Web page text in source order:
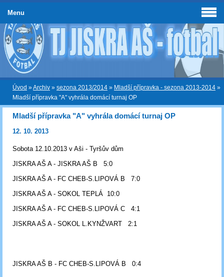
Úvod »Archiv » sezona 2013/2014 » Mladší přípravka - sezona 2013-2014 »
Mladší přípravka "A" vyhrála domácí turnaj OP
Mladší přípravka "A" vyhrála domácí turnaj OP
12. 10. 2013
Sobota 12.10.2013 v Aši - Tyršův dům
JISKRA AŠ A - JISKRA AŠ B 5:0
JISKRA AŠ A - FC CHEB-S.LIPOVÁ B 7:0
JISKRA AŠ A - SOKOL TEPLÁ 10:0
JISKRA AŠ A - FC CHEB-S.LIPOVÁ C 4:1
JISKRA AŠ A - SOKOL L.KYNŽVART 2:1
JISKRA AŠ B - FC CHEB-S.LIPOVÁ B 0:4
Menu